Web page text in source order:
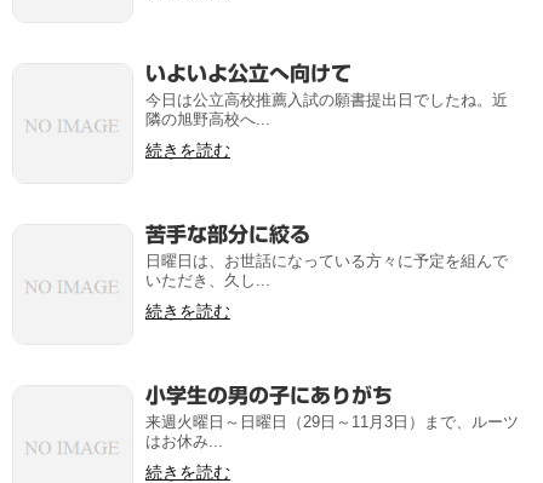
いよいよ公立へ向けて
今日は公立高校推薦入試の願書提出日でしたね。近
隣の旭野高校へ...
続きを読む
苦手な部分に絞る
日曜日は、お世話になっている方々に予定を組んで
いただき、久し...
続きを読む
小学生の男の子にありがち
来週火曜日～日曜日（29日～11月3日）まで、ルーツ
はお休み...
続きを読む